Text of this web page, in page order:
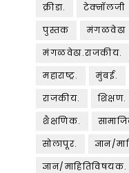
क्रीडा.
टेक्नॉलजी
पुस्तक
मंगळवेढा
मंगळवेढा.राजकीय.
महाराष्ट्र.
मुंबई.
राजकीय.
शिक्षण.
शैक्षणिक.
सोलापूर.
ज्ञान/
ज्ञान/माहितिविषयक.